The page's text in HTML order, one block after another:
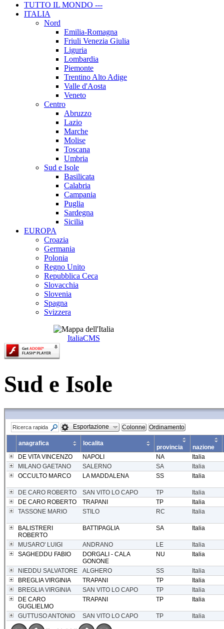
TUTTO IL MONDO ---
ITALIA
Nord
Emilia-Romagna
Friuli Venezia Giulia
Liguria
Lombardia
Piemonte
Trentino Alto Adige
Valle d'Aosta
Veneto
Centro
Abruzzo
Lazio
Marche
Molise
Toscana
Umbria
Sud e Isole
Basilicata
Calabria
Campania
Puglia
Sardegna
Sicilia
EUROPA
Croazia
Germania
Polonia
Regno Unito
Repubblica Ceca
Slovacchia
Slovenia
Spagna
Svizzera
ItaliaCMS
Sud e Isole